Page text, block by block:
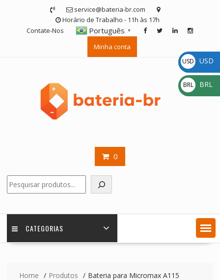
service@bateria-br.com
Horário de Trabalho - 11h às 17h
Contate-Nos
Português ▼
Minha conta
0
CATEGORIAS
Home Produtos Bateria para Micromax A115
USD
$
USD
BRL
R$
BRL